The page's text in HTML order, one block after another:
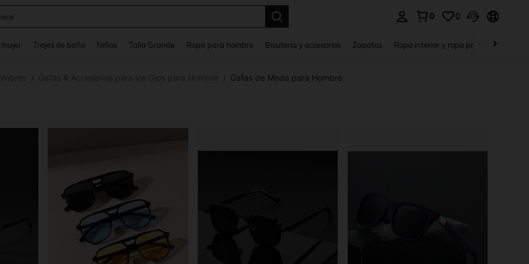
0 0
mujer Trajes de baño Niños Talla Grande Ropa para hombre Bisutería y accesorios Zapatos Ropa interior y ropa para dormir
/ / Gafas de Moda para Hombre